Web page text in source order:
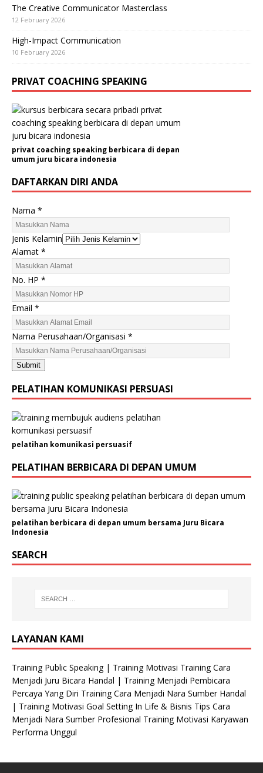
The Creative Communicator Masterclass
12 February 2026
High-Impact Communication
10 February 2026
PRIVAT COACHING SPEAKING
privat coaching speaking berbicara di depan
umum juru bicara indonesia
DAFTARKAN DIRI ANDA
Nama *
Jenis Kelamin
Alamat *
No. HP *
H
P
N
o
.
N
a
m
a
Email *
Nama Perusahaan/Organisasi *
Submit
PELATIHAN KOMUNIKASI PERSUASI
pelatihan komunikasi persuasif
PELATIHAN BERBICARA DI DEPAN UMUM
pelatihan berbicara di depan umum bersama Juru Bicara
Indonesia
SEARCH
LAYANAN KAMI
Training Public Speaking | Training Motivasi Training Cara
Menjadi Juru Bicara Handal | Training Menjadi Pembicara
Percaya Yang Diri Training Cara Menjadi Nara Sumber Handal
| Training Motivasi Goal Setting In Life & Bisnis Tips Cara
Menjadi Nara Sumber Profesional Training Motivasi Karyawan
Performa Unggul